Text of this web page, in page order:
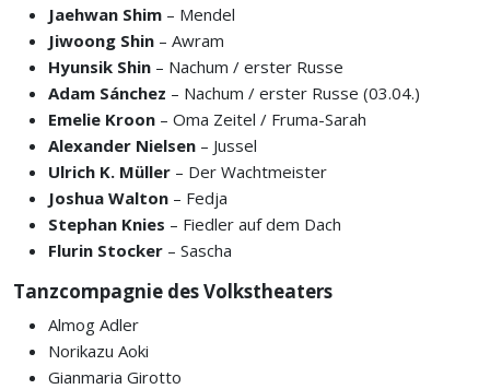
Jaehwan Shim – Mendel
Jiwoong Shin – Awram
Hyunsik Shin – Nachum / erster Russe
Adam Sánchez – Nachum / erster Russe (03.04.)
Emelie Kroon – Oma Zeitel / Fruma-Sarah
Alexander Nielsen – Jussel
Ulrich K. Müller – Der Wachtmeister
Joshua Walton – Fedja
Stephan Knies – Fiedler auf dem Dach
Flurin Stocker – Sascha
Tanzcompagnie des Volkstheaters
Almog Adler
Norikazu Aoki
Gianmaria Girotto